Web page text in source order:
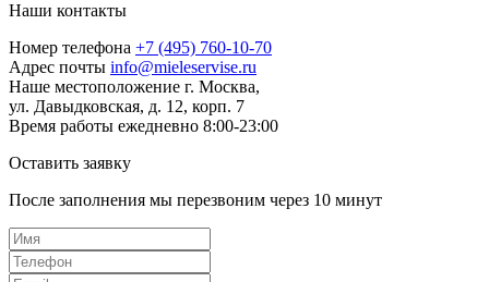
Наши контакты
Номер телефона +7 (495) 760-10-70
Адрес почты info@mieleservise.ru
Наше местоположение г. Москва,
ул. Давыдковская, д. 12, корп. 7
Время работы eжедневно 8:00-23:00
Оставить заявку
После заполнения мы перезвоним через 10 минут